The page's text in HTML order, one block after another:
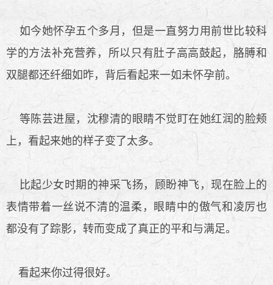
如今她怀孕五个多月，但是一直努力用前世比较科
学的方法补充营养，所以只有肚子高高鼓起，胳膊和
双腿都还纤细如昨，背后看起来一如未怀孕前。
等陈芸进屋，沈穆清的眼睛不觉盯在她红润的脸颊
上，看起来她的样子变了太多。
比起少女时期的神采飞扬，顾盼神飞，现在脸上的
表情带着一丝说不清的温柔，眼睛中的傲气和凌厉也
都没有了踪影，转而变成了真正的平和与满足。
看起来你过得很好。